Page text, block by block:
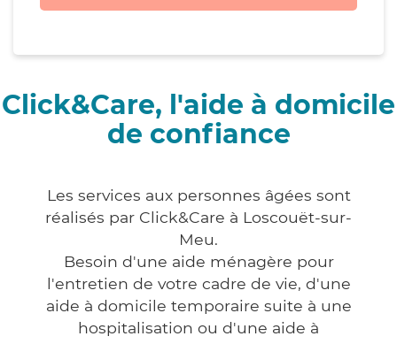
Click&Care, l'aide à domicile
de confiance
Les services aux personnes âgées sont
réalisés par Click&Care à Loscouët-sur-
Meu.
Besoin d'une aide ménagère pour
l'entretien de votre cadre de vie, d'une
aide à domicile temporaire suite à une
hospitalisation ou d'une aide à